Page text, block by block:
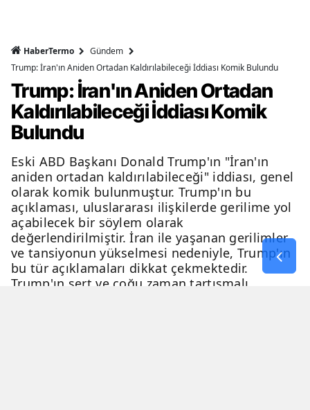
HaberTermo
Gündem
Trump: İran'ın Aniden Ortadan Kaldırılabileceği İddiası Komik Bulundu
Trump: İran'ın Aniden Ortadan
Kaldırılabileceği İddiası Komik
Bulundu
Eski ABD Başkanı Donald Trump'ın "İran'ın
aniden ortadan kaldırılabileceği" iddiası, genel
olarak komik bulunmuştur. Trump'ın bu
açıklaması, uluslararası ilişkilerde gerilime yol
açabilecek bir söylem olarak
değerlendirilmiştir. İran ile yaşanan gerilimler
ve tansiyonun yükselmesi nedeniyle, Trump'ın
bu tür açıklamaları dikkat çekmektedir.
Trump'ın sert ve çoğu zaman tartışmalı